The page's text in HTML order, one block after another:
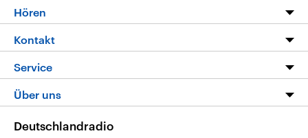
Programm
Die Nachrichten
Nachrichtenleicht
Neue Beiträge auf dlf.de
Hören
Livestream
Podcasts
Deutschlandfunk App
Nachrichten App
Kontakt
Hörerservice
Service
FAQ
Veranstaltungen
Über uns
Deutschlandradio